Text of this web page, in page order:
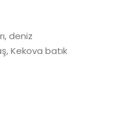
deniz
Kekova batık